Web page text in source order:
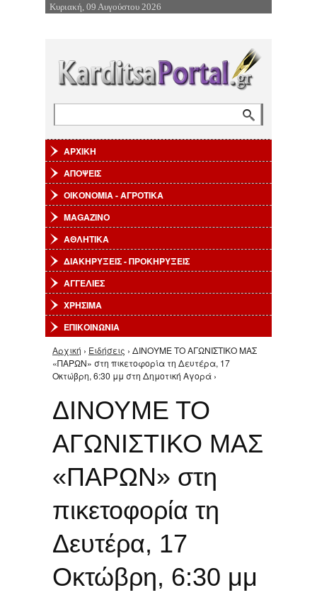
Επιστροφή στην Πλοήγηση
Κυριακή, 09 Αυγούστου 2026
ΑΡΧΙΚΗ
ΑΠΟΨΕΙΣ
ΟΙΚΟΝΟΜΙΑ - ΑΓΡΟΤΙΚΑ
MAGAZINO
ΑΘΛΗΤΙΚΑ
ΔΙΑΚΗΡΥΞΕΙΣ - ΠΡΟΚΗΡΥΞΕΙΣ
ΑΓΓΕΛΙΕΣ
ΧΡΗΣΙΜΑ
ΕΠΙΚΟΙΝΩΝΙΑ
Είστε εδώ
Αρχική › Ειδήσεις › ΔΙΝΟΥΜΕ ΤΟ ΑΓΩΝΙΣΤΙΚΟ ΜΑΣ
«ΠΑΡΩΝ» στη πικετοφορία τη Δευτέρα, 17
Οκτώβρη, 6:30 μμ στη Δημοτική Αγορά ›
ΔΙΝΟΥΜΕ ΤΟ
ΑΓΩΝΙΣΤΙΚΟ ΜΑΣ
«ΠΑΡΩΝ» στη
πικετοφορία τη
Δευτέρα, 17
Οκτώβρη, 6:30 μμ